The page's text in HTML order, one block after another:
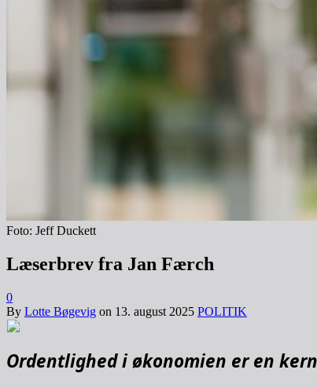
Foto: Jeff Duckett
Læserbrev fra Jan Færch
0
By Lotte Bøgevig on 13. august 2025 POLITIK
Ordentlighed i økonomien er en